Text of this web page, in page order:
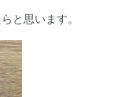
と思います。